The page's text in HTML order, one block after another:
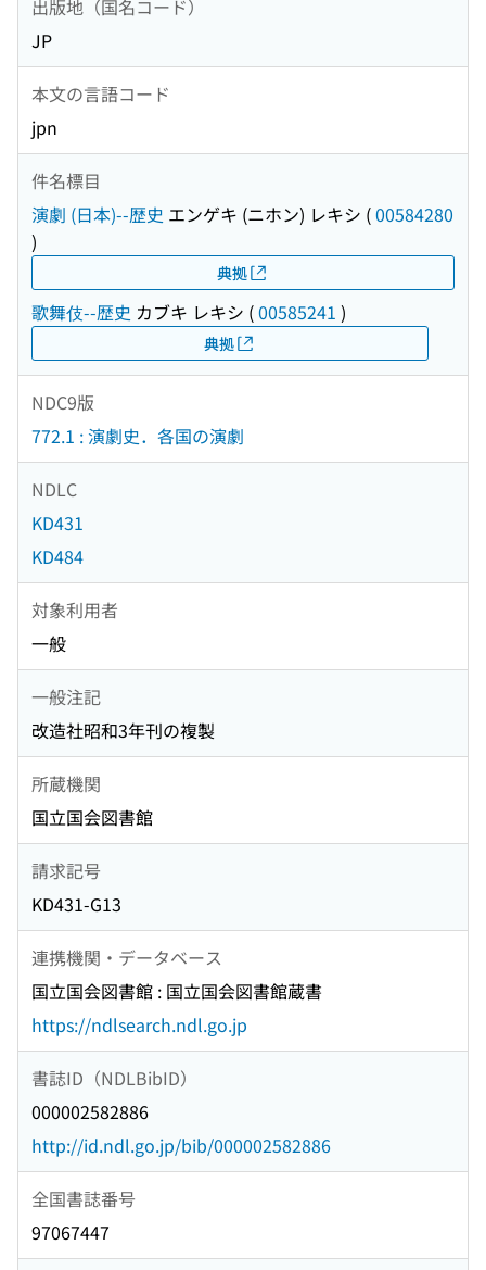
出版地（国名コード）
JP
本文の言語コード
jpn
件名標目
演劇 (日本)--歴史 エンゲキ (ニホン) レキシ (00584280
)
典拠
歌舞伎--歴史 カブキ レキシ (00585241 )
典拠
NDC9版
772.1 : 演劇史．各国の演劇
NDLC
KD431
KD484
対象利用者
一般
一般注記
改造社昭和3年刊の複製
所蔵機関
国立国会図書館
請求記号
KD431-G13
連携機関・データベース
国立国会図書館 : 国立国会図書館蔵書
https://ndlsearch.ndl.go.jp
書誌ID（NDLBibID）
000002582886
http://id.ndl.go.jp/bib/000002582886
全国書誌番号
97067447